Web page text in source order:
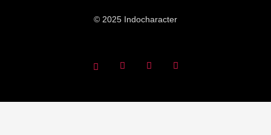
© 2025 Indocharacter